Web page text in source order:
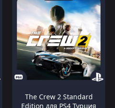
The Crew 2 Standard
Edition для PS4 Турция